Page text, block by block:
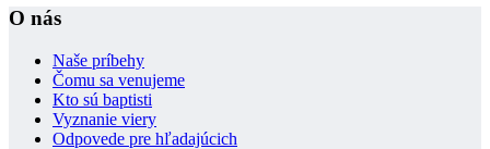
O nás
Naše príbehy
Čomu sa venujeme
Kto sú baptisti
Vyznanie viery
Odpovede pre hľadajúcich